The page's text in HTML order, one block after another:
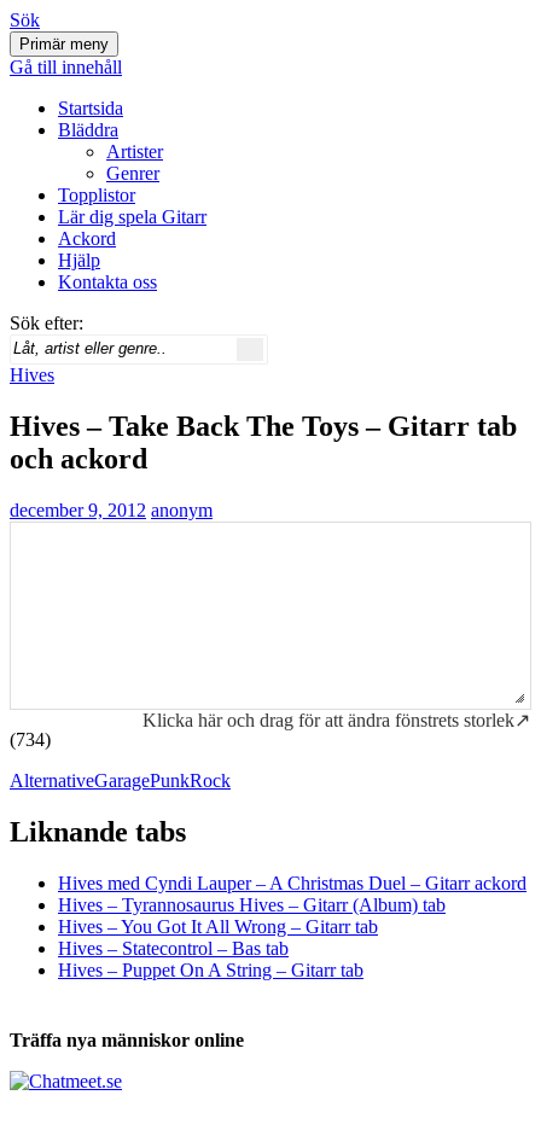
Svenskatabs.se
Sök
Primär meny
Gå till innehåll
Startsida
Bläddra
Artister
Genrer
Topplistor
Lär dig spela Gitarr
Ackord
Hjälp
Kontakta oss
Sök efter:
Hives
Hives – Take Back The Toys – Gitarr tab
och ackord
december 9, 2012 anonym
Klicka här och drag för att ändra fönstrets storlek↗
(734)
AlternativeGaragePunkRock
Liknande tabs
Hives med Cyndi Lauper – A Christmas Duel – Gitarr ackord
Hives – Tyrannosaurus Hives – Gitarr (Album) tab
Hives – You Got It All Wrong – Gitarr tab
Hives – Statecontrol – Bas tab
Hives – Puppet On A String – Gitarr tab
Träffa nya människor online